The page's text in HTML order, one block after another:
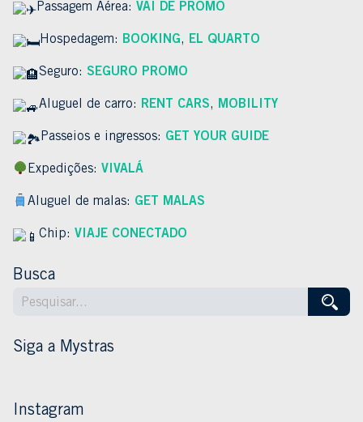
Passagem Aérea: VAI DE PROMO
Hospedagem: BOOKING, EL QUARTO
Seguro: SEGURO PROMO
Aluguel de carro: RENT CARS, MOBILITY
Passeios e ingressos: GET YOUR GUIDE
Expedições:VIVALÁ
Aluguel de malas: GET MALAS
Chip: VIAJE CONECTADO
Busca
Siga a Mystras
Instagram